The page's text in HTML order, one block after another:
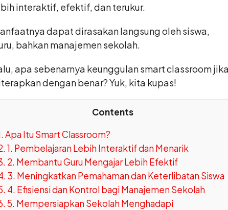
interaktif, efektif, dan terukur.
dapat dirasakan langsung oleh siswa,
bahkan manajemen sekolah.
apa sebenarnya keunggulan smart classroom jika
dengan benar? Yuk, kita kupas!
Contents
Apa Itu Smart Classroom?
1. Pembelajaran Lebih Interaktif dan Menarik
2. Membantu Guru Mengajar Lebih Efektif
3. Meningkatkan Pemahaman dan Keterlibatan Siswa
4. Efisiensi dan Kontrol bagi Manajemen Sekolah
5. Mempersiapkan Sekolah Menghadapi